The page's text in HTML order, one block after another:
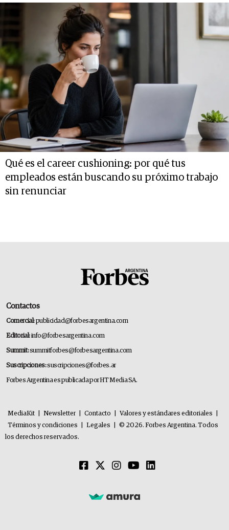
Qué es el career cushioning: por qué tus
empleados están buscando su próximo trabajo
sin renunciar
Contactos
Comercial:publicidad@forbesargentina.com
Editorial:info@forbesargentina.com
Summit:summitforbes@forbesargentina.com
Suscripciones:suscripciones@forbes.ar
Forbes Argentina es publicada por HT Media SA.
MediaKit Newsletter Contacto Valores y estándares editoriales
Términos y condiciones
Legales
© 2026. Forbes Argentina. Todos
los derechos reservados.